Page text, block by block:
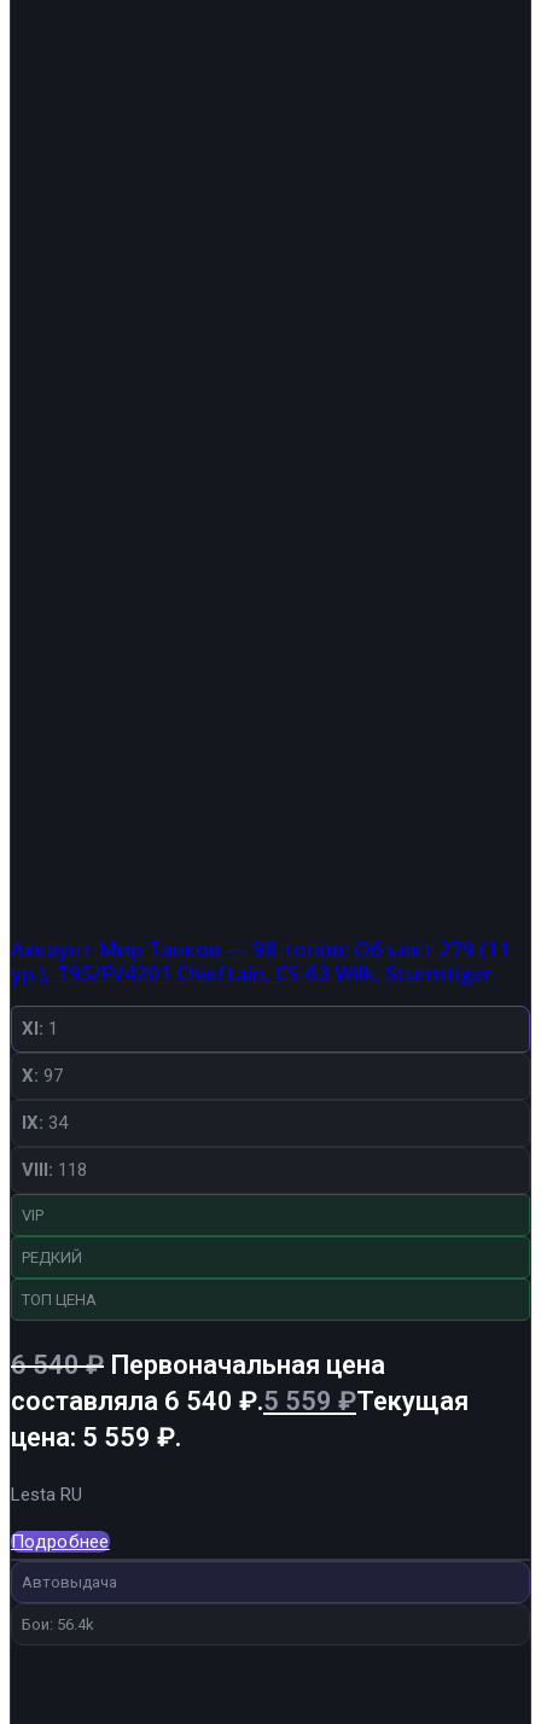
Аккаунт Мир Танков — 98 топов: Объект 279 (11
ур.), T95/FV4201 Chieftain, CS-63 Wilk, Sturmtiger
XI: 1
X: 97
IX: 34
VIII: 118
VIP
РЕДКИЙ
ТОП ЦЕНА
6 540₽ Первоначальная цена
составляла 6 540 ₽.5 559 ₽Текущая
цена: 5 559 ₽.
Lesta RU
Подробнее
Автовыдача
Бои: 56.4k